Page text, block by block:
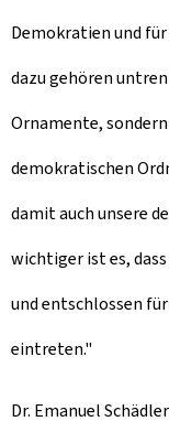
Demokratien und
dazu gehören
Ornamente,
demokratischen
damit auch unsere
wichtiger ist es,
und entschlossen
eintreten."
Dr. Emanuel